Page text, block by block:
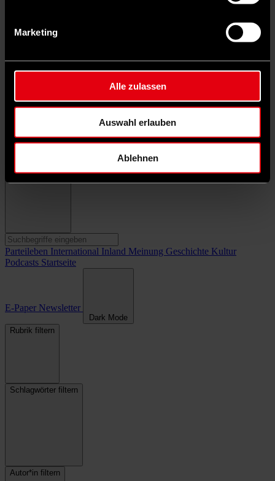
Marketing
Alle zulassen
Auswahl erlauben
Ablehnen
Parteileben International Inland Meinung Geschichte Kultur
Podcasts Startseite
E-Paper Newsletter
Dark Mode
Rubrik filtern
Schlagwörter filtern
Autor*in filtern